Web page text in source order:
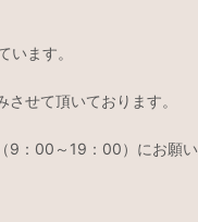
ます。
せて頂いております。
：00～19：00）にお願い